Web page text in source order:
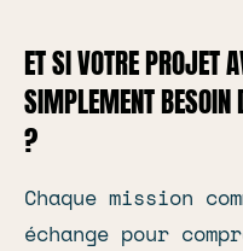
ET SI VOTRE PROJET
SIMPLEMENT BESOIN
?
Chaque mission
échange pour